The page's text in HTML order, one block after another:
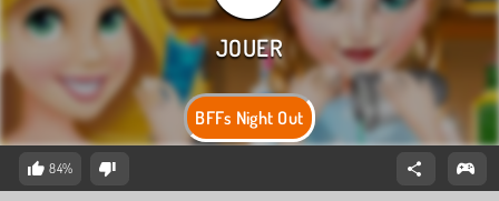
BFFs Night Out
84%